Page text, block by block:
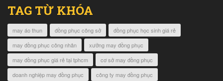
TAG TỪ KHÓA
may áo thun đồng phục công sở
đồng phục học sinh giá rẻ
may đồng phục công nhân
xưởng may đồng phục
may đồng phục giá rẻ tại tphcm
cơ sở may đồng phục
doanh nghiệp may đồng phục
công ty may đồng phục